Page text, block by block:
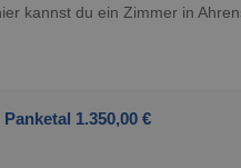
kannst du ein Zimmer in
1.350,00 €